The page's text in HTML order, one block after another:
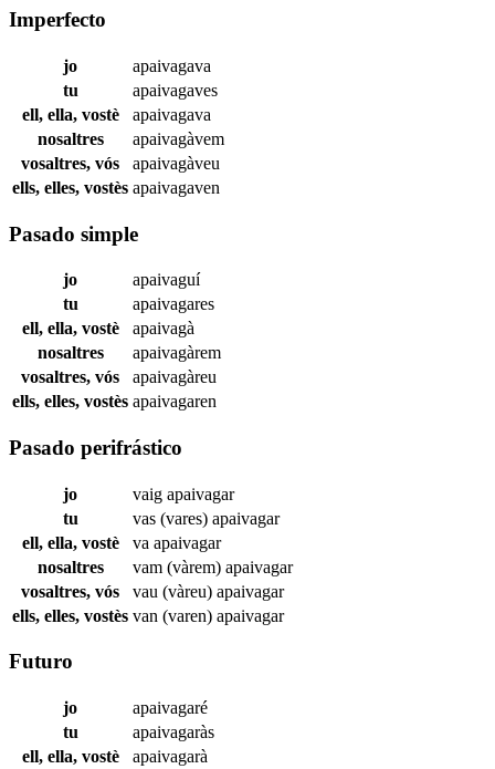
Imperfecto
jo
apaivagava
tu
apaivagaves
ell, ella, vostè
apaivagava
nosaltres
apaivagàvem
vosaltres, vós
apaivagàveu
ells, elles, vostès apaivagaven
Pasado simple
jo
apaivaguí
tu
apaivagares
ell, ella, vostè
apaivagà
nosaltres
apaivagàrem
vosaltres, vós
apaivagàreu
ells, elles, vostès apaivagaren
Pasado perifrástico
jo vaig apaivagar
tu
vas (vares) apaivagar
ell, ella, vostè
va apaivagar
nosaltres
vam (vàrem) apaivagar
vosaltres, vós
vau (vàreu) apaivagar
ells, elles, vostès van (varen) apaivagar
Futuro
jo
apaivagaré
tu
apaivagaràs
ell, ella, vostè
apaivagarà